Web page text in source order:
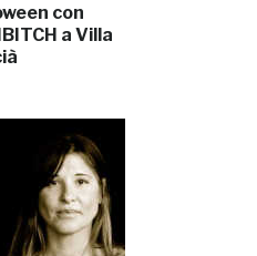
con
a Villa